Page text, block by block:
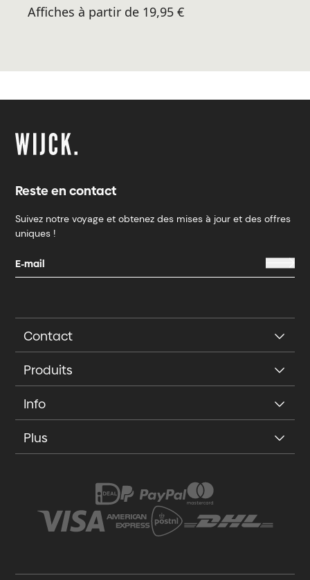
Affiches à partir de 19,95 €
Reste en contact
Suivez notre voyage et obtenez des mises à jour et des offres
uniques !
Contact
Produits
Info
Plus